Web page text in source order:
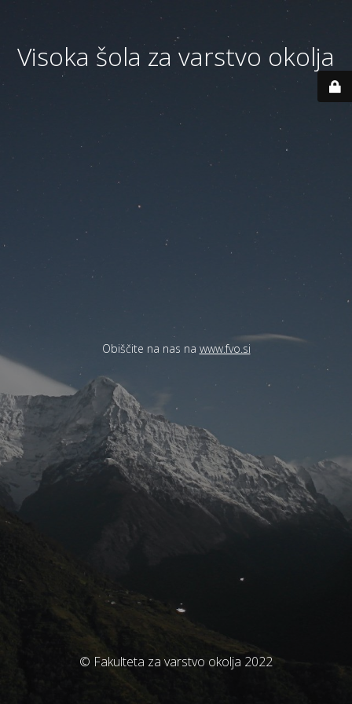
Visoka šola za varstvo okolja
Obiščite na nas na www.fvo.si
© Fakulteta za varstvo okolja 2022